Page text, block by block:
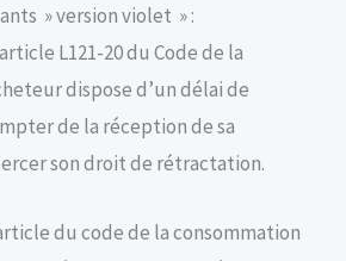
» version violet » :
L121-20 du Code de la
dispose d’un délai de
de la réception de sa
son droit de rétractation.
du code de la consommation